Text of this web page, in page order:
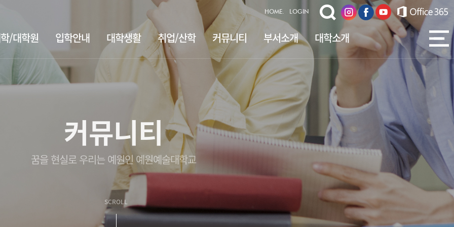
HOME. LOGIN
/대학원 입학안내 대학생활 취업/산학 커뮤니티 부서소개 대학소개
커뮤니티
꿈을 현실로 우리는 예원인 예원예술대학교
SCROLL